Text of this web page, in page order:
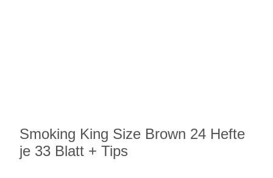
Smoking King Size Brown 24 Hefte
je 33 Blatt + Tips